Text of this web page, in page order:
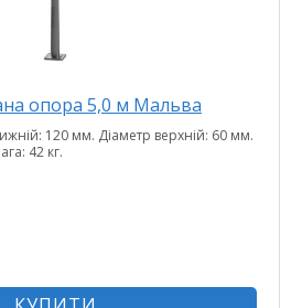
опора 5,0 м Мальва
120 мм. Діаметр верхній: 60 мм.
42 кг.